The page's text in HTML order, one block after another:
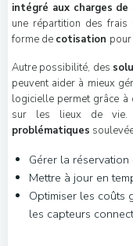
intégré aux charges de
une répartition des
forme de cotisation
Autre possibilité, des
peuvent aider à mieux
logicielle permet grâce
sur les lieux de vie.
problématiques
Gérer la réservation
Mettre à jour en
Optimiser les coûts
les capteurs